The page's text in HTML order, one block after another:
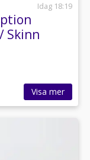
Idag 18:19
Skinn
Visa mer